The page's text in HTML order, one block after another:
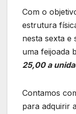
Com o
estrutura
nesta sexta e
uma feijoada
25,00 a
Contamos
para adquirir